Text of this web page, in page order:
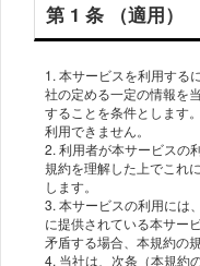
第 1 条 （適⽤）
1. 本サービスを利⽤する
社の定める⼀定の情報を
することを条件とします
利⽤できません。
2. 利⽤者が本サービスの
規約を理解した上でこれ
します。
3. 本サービスの利⽤には
に提供されている本サー
⽭盾する場合、本規約の
4. 当社は、次条（本規約